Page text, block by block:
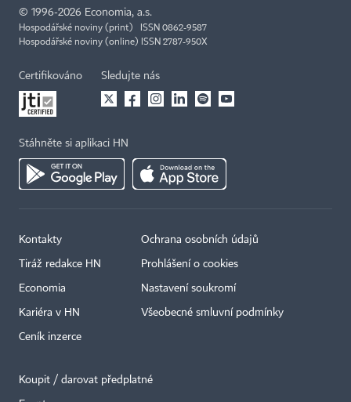
© 1996-2026 Economia, a.s.
Hospodářské noviny (print) ISSN 0862-9587
Hospodářské noviny (online) ISSN 2787-950X
Certifikováno Sledujte nás
Stáhněte si aplikaci HN
Kontakty
Tiráž redakce HN
Economia
Kariéra v HN
Ceník inzerce
Ochrana osobních údajů
Prohlášení o cookies
Nastavení soukromí
Všeobecné smluvní podmínky
Koupit / darovat předplatné